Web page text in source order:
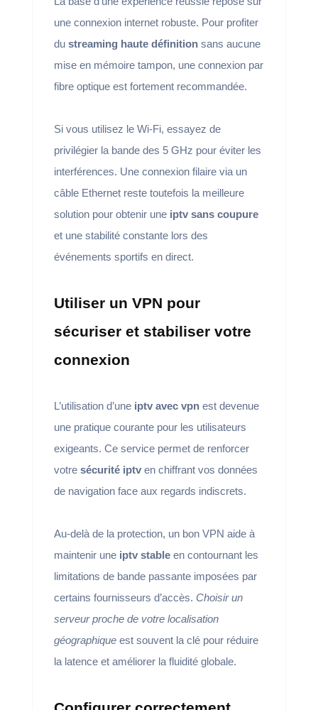
une connexion internet robuste. Pour profiter
du streaming haute définitionsans aucune
mise en mémoire tampon, une connexion par
fibre optique est fortement recommandée.
Si vous utilisez le Wi-Fi, essayez de
privilégier la bande des 5 GHz pour éviter les
interférences. Une connexion filaire via un
câble Ethernet reste toutefois la meilleure
solution pour obtenir une iptv sans coupure
et une stabilité constante lors des
événements sportifs en direct.
Utiliser un VPN pour
sécuriser et stabiliser votre
connexion
L’utilisation d’une iptv avec vpnest devenue
une pratique courante pour les utilisateurs
exigeants. Ce service permet de renforcer
votre sécurité iptven chiffrant vos données
de navigation face aux regards indiscrets.
Au-delà de la protection, un bon VPN aide à
maintenir une iptv stableen contournant les
limitations de bande passante imposées par
certains fournisseurs d’accès. Choisir un
serveur proche de votre localisation
géographiqueest souvent la clé pour réduire
la latence et améliorer la fluidité globale.